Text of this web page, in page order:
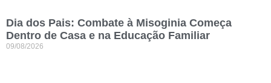
Dia dos Pais: Combate à Misoginia Começa
Dentro de Casa e na Educação Familiar
09/08/2026